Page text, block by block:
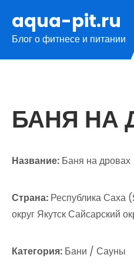
содержимому
aqua-pit.ru
Блог о фитнесе и питании
БАНЯ НА
Название: Баня на дровах
Страна: Республика Саха
округ Якутск Сайсарский
Категория: Бани / Сауны